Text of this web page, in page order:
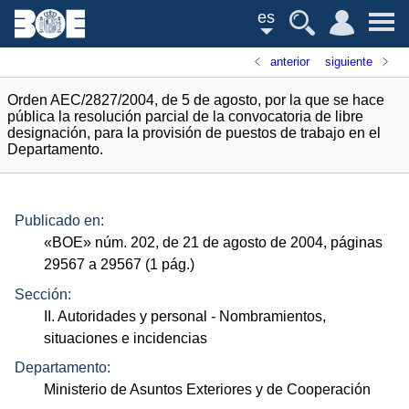
es
anterior siguiente
Orden AEC/2827/2004, de 5 de agosto, por la que se hace
pública la resolución parcial de la convocatoria de libre
designación, para la provisión de puestos de trabajo en el
Departamento.
Publicado en:
«BOE» núm. 202, de 21 de agosto de 2004, páginas
29567 a 29567 (1 pág.)
Sección:
II. Autoridades y personal - Nombramientos,
situaciones e incidencias
Departamento:
Ministerio de Asuntos Exteriores y de Cooperación